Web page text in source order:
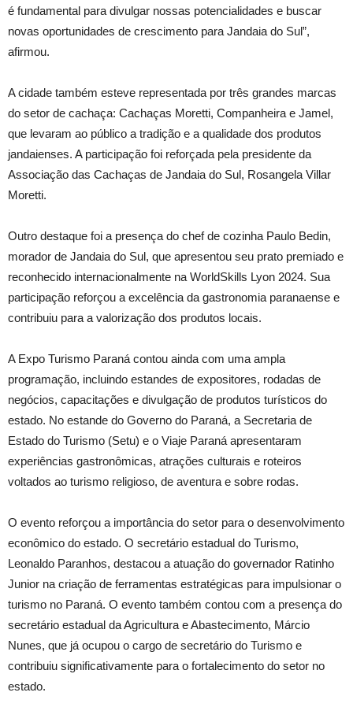
é fundamental para divulgar nossas potencialidades e buscar
novas oportunidades de crescimento para Jandaia do Sul”,
afirmou.
A cidade também esteve representada por três grandes marcas
do setor de cachaça: Cachaças Moretti, Companheira e Jamel,
que levaram ao público a tradição e a qualidade dos produtos
jandaienses. A participação foi reforçada pela presidente da
Associação das Cachaças de Jandaia do Sul, Rosangela Villar
Moretti.
Outro destaque foi a presença do chef de cozinha Paulo Bedin,
morador de Jandaia do Sul, que apresentou seu prato premiado e
reconhecido internacionalmente na WorldSkills Lyon 2024. Sua
participação reforçou a excelência da gastronomia paranaense e
contribuiu para a valorização dos produtos locais.
A Expo Turismo Paraná contou ainda com uma ampla
programação, incluindo estandes de expositores, rodadas de
negócios, capacitações e divulgação de produtos turísticos do
estado. No estande do Governo do Paraná, a Secretaria de
Estado do Turismo (Setu) e o Viaje Paraná apresentaram
experiências gastronômicas, atrações culturais e roteiros
voltados ao turismo religioso, de aventura e sobre rodas.
O evento reforçou a importância do setor para o desenvolvimento
econômico do estado. O secretário estadual do Turismo,
Leonaldo Paranhos, destacou a atuação do governador Ratinho
Junior na criação de ferramentas estratégicas para impulsionar o
turismo no Paraná. O evento também contou com a presença do
secretário estadual da Agricultura e Abastecimento, Márcio
Nunes, que já ocupou o cargo de secretário do Turismo e
contribuiu significativamente para o fortalecimento do setor no
estado.